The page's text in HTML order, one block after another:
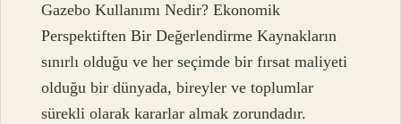
Gazebo Kullanımı Nedir? Ekonomik
Perspektiften Bir Değerlendirme Kaynakların
sınırlı olduğu ve her seçimde bir fırsat maliyeti
olduğu bir dünyada, bireyler ve toplumlar
sürekli olarak kararlar almak zorundadır.